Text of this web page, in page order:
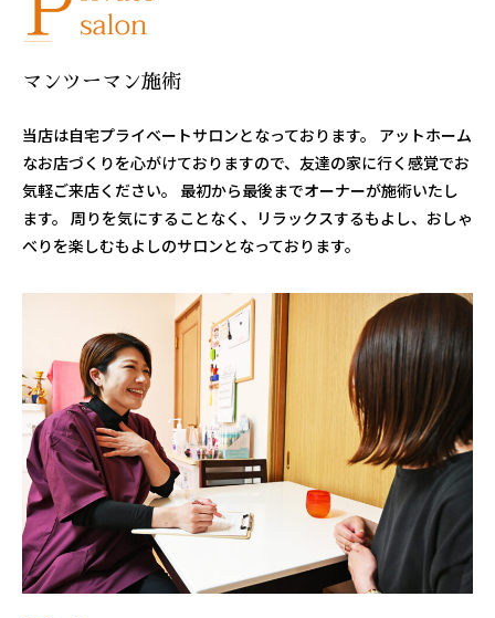
マンツーマン施術
当店は自宅プライベートサロンとなっております。 アットホーム
なお店づくりを心がけておりますので、友達の家に行く感覚でお
気軽ご来店ください。 最初から最後までオーナーが施術いたし
ます。 周りを気にすることなく、リラックスするもよし、おしゃ
べりを楽しむもよしのサロンとなっております。